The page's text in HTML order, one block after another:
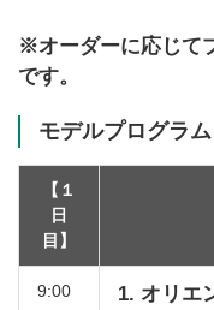
※オーダーに応じて
です。
モデルプログラム
【１
日
目】
9:00
1. オリエ